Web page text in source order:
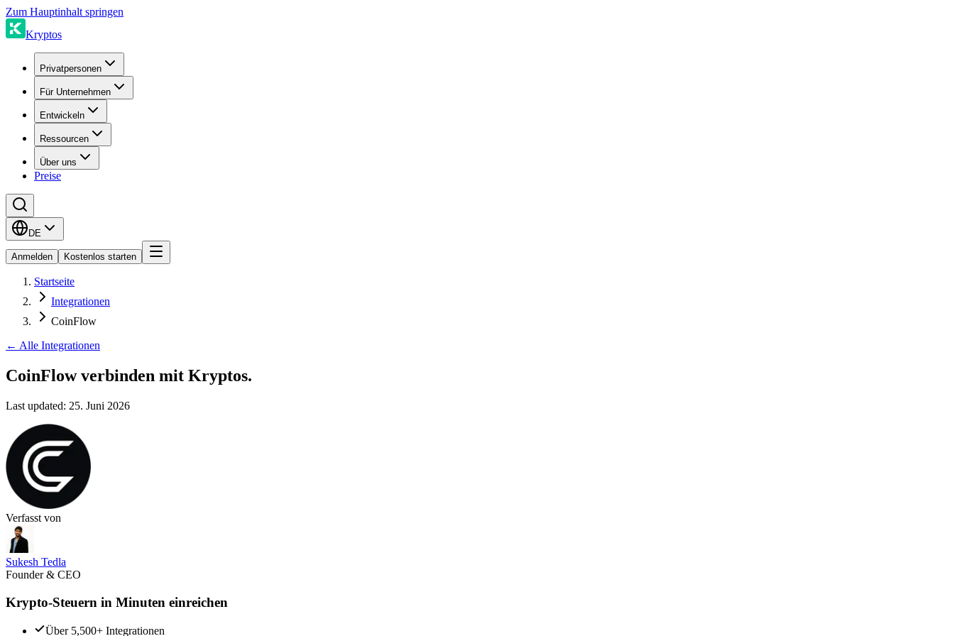
Zum Hauptinhalt springen
Kryptos
Privatpersonen
Für Unternehmen
Entwickeln
Ressourcen
Über uns
Preise
DE
Anmelden Kostenlos starten
Startseite
Integrationen
CoinFlow
← Alle Integrationen
CoinFlow verbinden mit Kryptos.
Last updated: 25. Juni 2026
Verfasst von
Sukesh Tedla
Founder & CEO
Krypto-Steuern in Minuten einreichen
Über 5,500+ Integrationen